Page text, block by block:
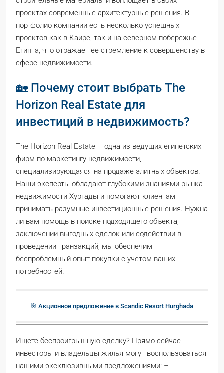
проектах современные архитектурные решения. В
портфолио компании есть несколько успешных
проектов как в Каире, так и на северном побережье
Египта, что отражает ее стремление к совершенству в
сфере недвижимости.
🏡 Почему стоит выбрать The
Horizon Real Estate для
инвестиций в недвижимость?
The Horizon Real Estate – одна из ведущих египетских
фирм по маркетингу недвижимости,
специализирующаяся на продаже элитных объектов.
Наши эксперты обладают глубокими знаниями рынка
недвижимости Хургады и помогают клиентам
принимать разумные инвестиционные решения. Нужна
ли вам помощь в поиске подходящего объекта,
заключении выгодных сделок или содействии в
проведении транзакций, мы обеспечим
беспроблемный опыт покупки с учетом ваших
потребностей.
🎯 Акционное предложение в Scandic Resort Hurghada
Ищете беспроигрышную сделку? Прямо сейчас
инвесторы и владельцы жилья могут воспользоваться
нашими эксклюзивными предложениями: –